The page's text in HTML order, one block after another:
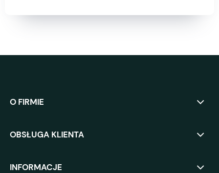
O FIRMIE
OBSŁUGA KLIENTA
INFORMACJE